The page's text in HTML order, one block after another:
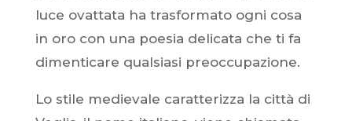
luce ovattata ha trasformato ogni cosa
in oro con una poesia delicata che ti fa
dimenticare qualsiasi preoccupazione.
Lo stile medievale caratterizza la città di